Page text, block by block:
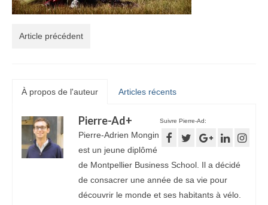
Article précédent
À propos de l'auteur Articles récents
Suivre Pierre-Ad:
Pierre-Ad+
Pierre-Adrien Mongin
est un jeune diplômé
de Montpellier Business School. Il a décidé
de consacrer une année de sa vie pour
découvrir le monde et ses habitants à vélo.